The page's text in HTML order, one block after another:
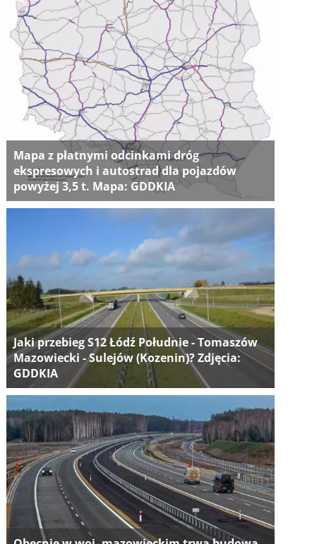
Mapa z płatnymi odcinkami dróg
ekspresowych i autostrad dla pojazdów
powyżej 3,5 t. Mapa: GDDKIA
Jaki przebieg S12 Łódź Południe - Tomaszów
Mazowiecki - Sulejów (Kozenin)? Zdjęcia:
GDDKIA